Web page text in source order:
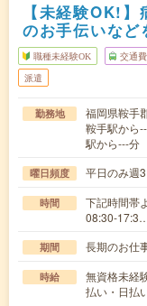
【未経験OK!
のお手伝いなど
職種未経験OK 交通
派遣
勤務地
福岡県鞍手
鞍手駅から
駅から---分
曜日頻度 平日のみ週3
時間
下記時間
08:30-
期間 長期のお仕
時給
無資格未経
払い・日払